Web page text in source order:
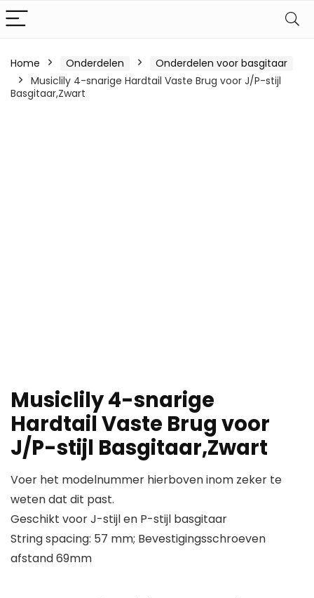
Home Onderdelen
Onderdelen voor basgitaar
Musiclily 4-snarige Hardtail Vaste Brug voor J/P-stijl
Basgitaar,Zwart
Musiclily 4-snarige
Hardtail Vaste Brug voor
J/P-stijl Basgitaar,Zwart
Voer het modelnummer hierboven inom zeker te
weten dat dit past.
Geschikt voor J-stijl en P-stijl basgitaar
String spacing: 57 mm; Bevestigingsschroeven
afstand 69mm